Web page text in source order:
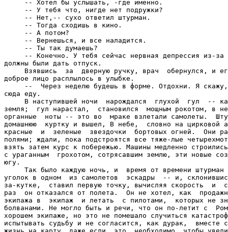
     -- Хотел бы услышать, -где именно.
     -- У тебя что, нигде нет подружки?
     -- Нет,-- сухо ответил штурман.
     -- Тогда сходишь в кино.
     -- А потом?
     -- Вернешься, и все наладится.
     -- Ты так думаешь?
-- Конечно. У тебя сейчас нервная депрессия из-за
должны были дать отпуск.
Взявшись  за  дверную ручку, врач  обернулся, и
доброе лицо расплылось в улыбке.
--  Через неделю будешь в форме. Отдохни. Я
сюда еду.
В наступившей ночи  нарождался  глухой  гул  --
земля;  гул нарастал,  становился  мощным рокотом, в
органные  ноты -- это во  мраке взлетали самолеты.
домашнюю  куртку и вышел, В небе,  словно на цирковой
красные  и  зеленые  звездочки  бортовых огней.  Они
полями; ждали, пока подстроятся все тяже-лые
взять затем курс к побережью. Машины медленно
с ураганным  грохотом, сотрясавшим землю, эти новые
югу.
Так было каждую ночь, и  время от времени штурман
уголок в одном  из самолетов  эскадры  -- и,
за-кутке,  ставил первую точку, вычисляя скорость  и
раз  он отказался от полета.  Он не хотел, как
экипажа в  экипаж  и летать  с пилотами,  которых не
болванами. Не могло быть и речи, что он по-летит с
хорошем экипаже, но это не помешало случиться
испытывать судьбу и не согласится, как дурак,  вместе